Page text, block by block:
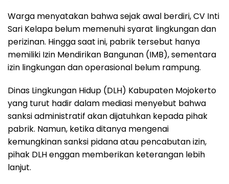
Warga menyatakan bahwa sejak awal berdiri, CV Inti
Sari Kelapa belum memenuhi syarat lingkungan dan
perizinan. Hingga saat ini, pabrik tersebut hanya
memiliki Izin Mendirikan Bangunan (IMB), sementara
izin lingkungan dan operasional belum rampung.
Dinas Lingkungan Hidup (DLH) Kabupaten Mojokerto
yang turut hadir dalam mediasi menyebut bahwa
sanksi administratif akan dijatuhkan kepada pihak
pabrik. Namun, ketika ditanya mengenai
kemungkinan sanksi pidana atau pencabutan izin,
pihak DLH enggan memberikan keterangan lebih
lanjut.